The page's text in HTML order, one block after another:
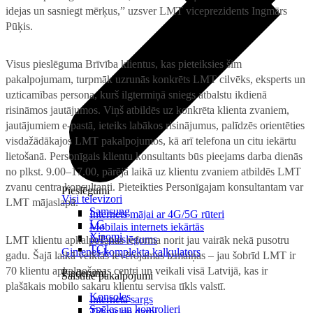
Pieslēgumi
Internets mājai ar 4G/5G rūteri
Mobilais internets iekārtās
IoT pieslēgums
Ģimenes komplekta kalkulators
Saistītie pakalpojumi
Interneta sargs
Visi televizori
Samsung
LG
Xiaomi
TCL
Piederumi
Konsoles
Spēles un kontrolieri
idejas un sasniegt mērķus,” uzsver LMT viceprezidents Ingmārs
Pūķis.
Visus pieslēguma Brīvība klientus, kas pieteiksies šim
pakalpojumam, turpmāk uzrunās konkrēts LMT cilvēks, eksperts un
uzticamības persona, kurš ilgtermiņā sniegs atbalstu ikdienā
risināmos jautājumos. Viņš atbildēs uz konkrēta klienta zvaniem,
jautājumiem e-pastā, ieteiks labākos risinājumus, palīdzēs orientēties
visdažādākajos LMT pakalpojumos, kā arī telefona un citu iekārtu
lietošanā. Personīgais klientu konsultants būs pieejams darba dienās
no plkst. 9.00–17.00, pārējā laikā uz klientu zvaniem atbildēs LMT
zvanu centra konsultanti. Pieteikties Personīgajam konsultantam var
LMT mājaslapā.
LMT klientu apkalpošanas reforma norit jau vairāk nekā pusotru
gadu. Šajā laikā veiktas ievērojamas izmaiņas – jau šobrīd LMT ir
70 klientu apkalpošanas centri un veikali visā Latvijā, kas ir
plašākais mobilo sakaru klientu servisa tīkls valstī.